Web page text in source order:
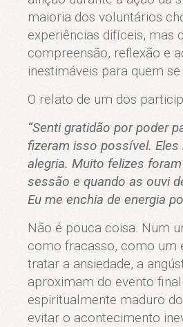
maioria dos voluntários
experiências difíceis, mas
compreensão, reflexão e
inestimáveis para quem
O relato de um dos
“Senti gratidão por poder
fizeram isso possível.
alegria. Muito felizes
sessão e quando as ouvi
Eu me enchia de energia
Não é pouca coisa. Num
como fracasso, como um
tratar a ansiedade, a
aproximam do evento
espiritualmente maduro
evitar o acontecimento